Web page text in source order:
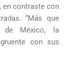
en contraste con
“Más que
de México, la
con sus